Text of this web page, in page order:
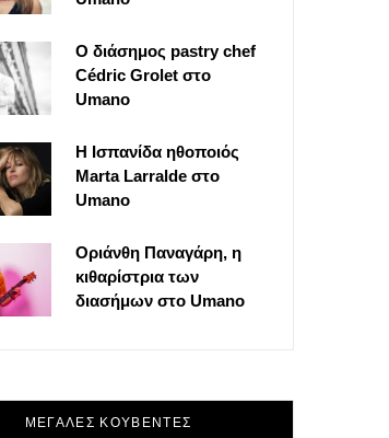
Ο διάσημος pastry chef
Cédric Grolet στο
Umano
Η Ισπανίδα ηθοποιός
Marta Larralde στο
Umano
Οριάνθη Παναγάρη, η
κιθαρίστρια των
διασήμων στο Umano
ΜΕΓΑΛΕΣ ΚΟΥΒΕΝΤΕΣ